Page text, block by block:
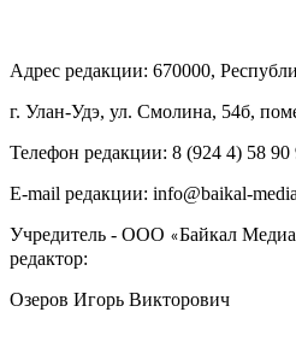
Адрес редакции: 670000,
г. Улан-Удэ, ул. Смолина, 54б,
Телефон редакции: ‎‎8 (924 4) 58 90
E-mail редакции: info@baikal-
Учредитель - ООО «Байкал
редактор:
Озеров Игорь Викторович